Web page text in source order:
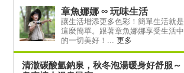
章魚娜娜 ∞ 玩味生活
讓生活增添更多色彩！簡單生活就是
這麼簡單。跟著章魚娜娜享受生活中
的一切美好！... 更多
清澈碳酸氫鈉泉，秋冬泡湯暖身好舒服～